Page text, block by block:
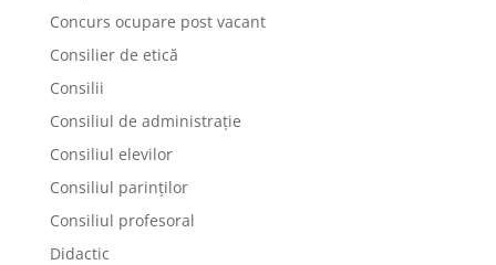
Concurs ocupare post vacant
Consilier de etică
Consilii
Consiliul de administrație
Consiliul elevilor
Consiliul parinților
Consiliul profesoral
Didactic